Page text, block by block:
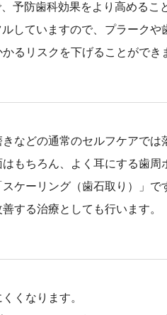
予防歯科効果をより高めるこ
していますので、プラークや
るリスクを下げることができ
などの通常のセルフケアでは
もちろん、よく耳にする歯周
ケーリング（歯石取り）」で
する治療としても行います。
くなります。